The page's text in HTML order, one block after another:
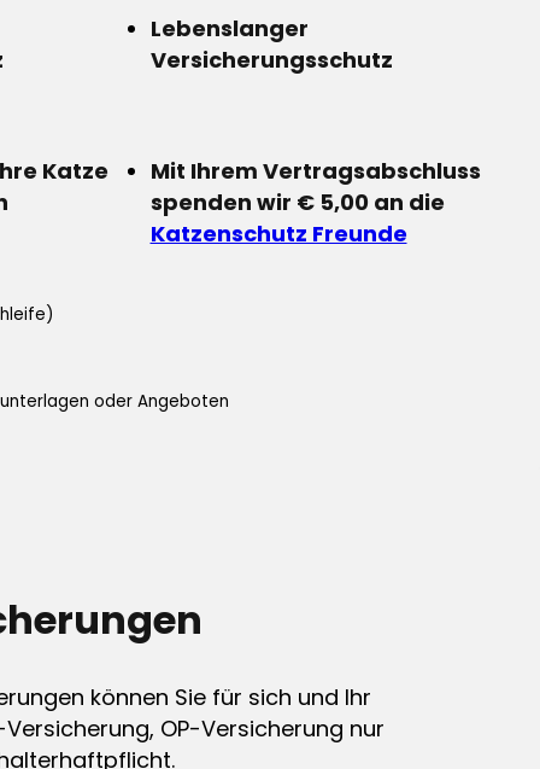
Lebenslanger
Versicherungsschutz
Katze
Mit Ihrem Vertragsabschluss
spenden wir € 5,00 an die
Katzenschutz Freunde
oder Angeboten
können Sie für sich und Ihr
OP-Versicherung nur